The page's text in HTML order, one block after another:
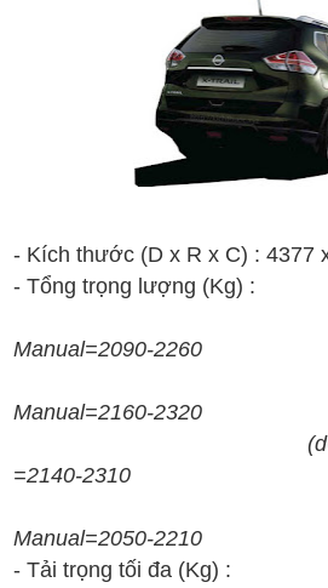
- Kích thước (D x R x C) :4377
- Tổng trọng lượng (Kg) :
Manual=2090-2260
Manual=2160-2320
=2140-2310
Manual=2050-2210
- Tải trọng tốiđa (Kg) :